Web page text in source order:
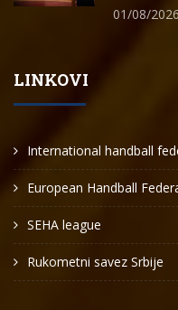
01/08/2026
LINKOVI
International handball
European Handball
SEHA league
Rukometni savez Srbije